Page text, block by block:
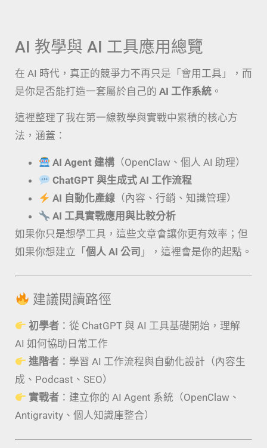
AI 教學與 AI 工具應用總覽
在 AI 時代，真正的競爭力不再只是「會用工具」，而
是你是否能打造一套屬於自己的 AI 工作系統 。
這裡整理了我在第一線教學與實戰中累積的核心方
法，涵蓋：
AI Agent 建構 （OpenClaw、個人 AI 助理）
ChatGPT 與生成式 AI 工作流程
AI 自動化產線 （內容、行銷、知識管理）
AI 工具實戰應用與比較分析
如果你只是想學工具，這些文章會讓你更有效率；但
如果你想建立「 個人 AI 公司 」，這裡會是你的起點。
建議閱讀路徑
初學者 ：從 ChatGPT 與 AI 工具基礎開始，理解
AI 如何協助日常工作
進階者 ：學習 AI 工作流程與自動化設計（內容生
成、Podcast、SEO）
實戰者 ：建立你的 AI Agent 系統（OpenClaw、
Antigravity、個人知識庫整合）